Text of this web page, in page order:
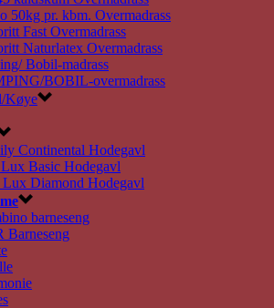
50kg pr. kbm. Overmadrass
Fast Overmadrass
Naturlatex Overmadrass
Bobil-madrass
BOBIL-overmadrass
Køye
Continental Hodegavl
Basic Hodegavl
Diamond Hodegavl
barneseng
Barneseng